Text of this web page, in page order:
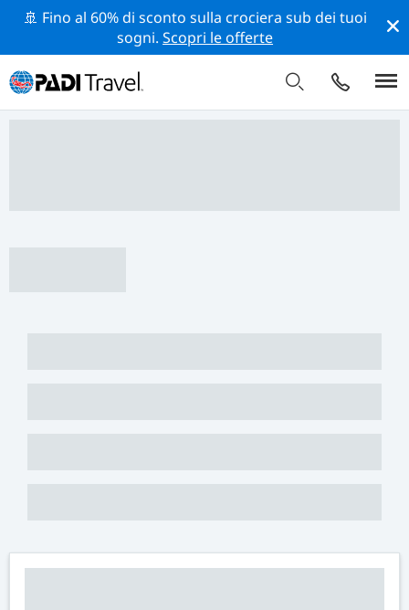
🚢 Fino al 60% di sconto sulla crociera sub dei tuoi
sogni.Scopri le offerte